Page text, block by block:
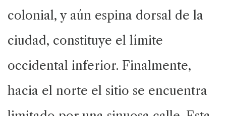
colonial, y aún espina dorsal de la
ciudad, constituye el límite
occidental inferior. Finalmente,
hacia el norte el sitio se encuentra